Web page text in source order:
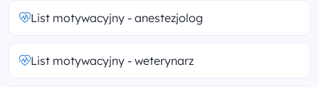
List motywacyjny - anestezjolog
List motywacyjny - weterynarz